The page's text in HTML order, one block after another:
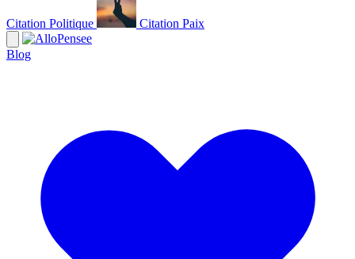
Citation Politique Citation Paix
Blog